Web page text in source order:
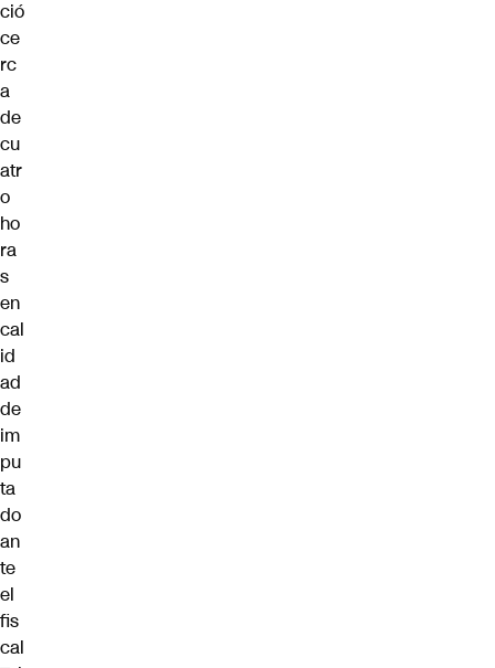
ció
ce
rc
a
de
cu
atr
o
ho
ra
s
en
cal
id
ad
de
im
pu
ta
do
an
te
el
fis
cal